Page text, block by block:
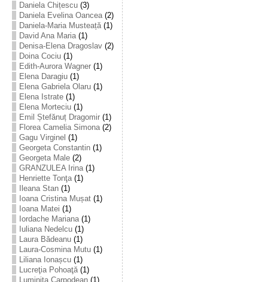
Daniela Chițescu(3)
Daniela Evelina Oancea(2)
Daniela-Maria Musteață(1)
David Ana Maria(1)
Denisa-Elena Dragoslav(2)
Doina Cociu(1)
Edith-Aurora Wagner(1)
Elena Daragiu(1)
Elena Gabriela Olaru(1)
Elena Istrate(1)
Elena Morteciu(1)
Emil Ștefănuț Dragomir(1)
Florea Camelia Simona(2)
Gagu Virginel (1)
Georgeta Constantin(1)
Georgeta Male(2)
GRANZULEA Irina(1)
Henriette Tonţa(1)
Ileana Stan(1)
Ioana Cristina Mușat(1)
Ioana Matei (1)
Iordache Mariana(1)
Iuliana Nedelcu(1)
Laura Bădeanu(1)
Laura-Cosmina Mutu(1)
Liliana Ionașcu(1)
Lucreţia Pohoaţă(1)
Luminița Carpodean(1)